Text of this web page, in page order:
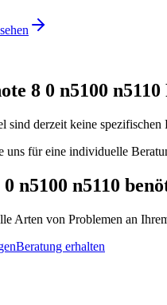
8 0 n5100 n5110
sind derzeit keine spezifischen
uns für eine individuelle
n5100 n5110
Arten von Problemen an
Beratung erhalten